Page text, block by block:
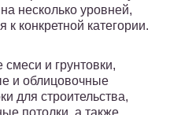
несколько уровней,
к конкретной категории.
и грунтовки,
и облицовочные
для строительства,